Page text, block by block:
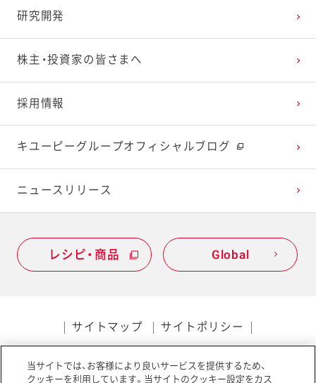
研究開発
株主・投資家の皆さまへ
採用情報
キユーピーグループオフィシャルブログ
ニュースリリース
レシピ・商品 Global
サイトマップ サイトポリシー
ソーシャルメディアポリシー アクセシビリティ
当サイトでは、お客様により良いサービスを提供するため、
クッキーを利用しています。当サイトのクッキー設定をカス